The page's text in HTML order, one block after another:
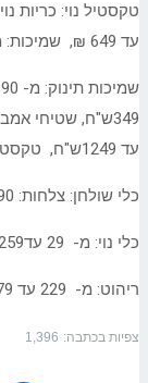
עד 649 ₪, שמיכות: מ 129₪ עד- 449ש"ח.
עד 1249ש"ח, טקסטיל מטבח: מ15.90 ש"ח עד 89.90 ש"ח.
כלי שולחן: צלחות: 9.90-59.90 ₪, כלי הגשה: 7.90-279 ₪.
כלי נוי: מ- 29 עד259 ₪.
ריהוט: מ- 229 עד 979 ₪.
צפיות בכתבה: 1,396